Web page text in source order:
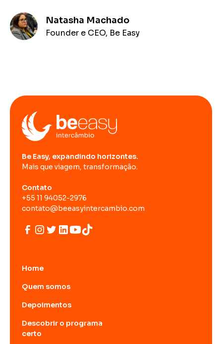
Natasha Machado
Founder e CEO, Be Easy
Be Easy, expandindo horizontes.
Mais que viagem, transformação.
Contato
+55 11 94052-2976
contato@beeasyintercambio.com
Home
Quem somos
Depoimentos
Descobrir o programa
certo